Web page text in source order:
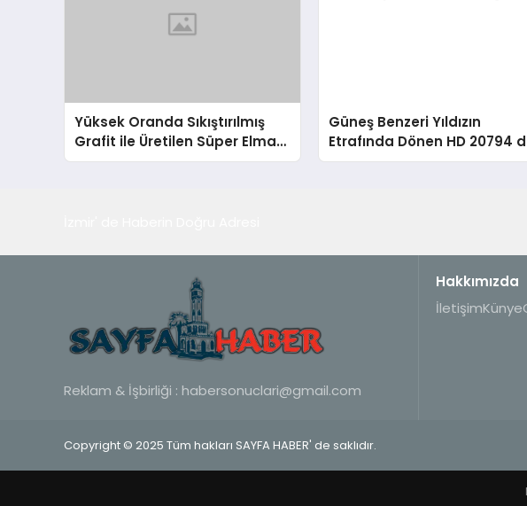
Yüksek Oranda Sıkıştırılmış
Grafit ile Üretilen Süper Elmas
Yapısı
Güneş Benzeri Yıldızın
Etrafında Dönen HD 20794
Potansiyel Olarak
Reklam & İşbirliği : habersonuclari@gmail.com
Hakkımızda
İletişimKünye
Copyright © 2025 Tüm hakları SAYFA HABER' de saklıdır.